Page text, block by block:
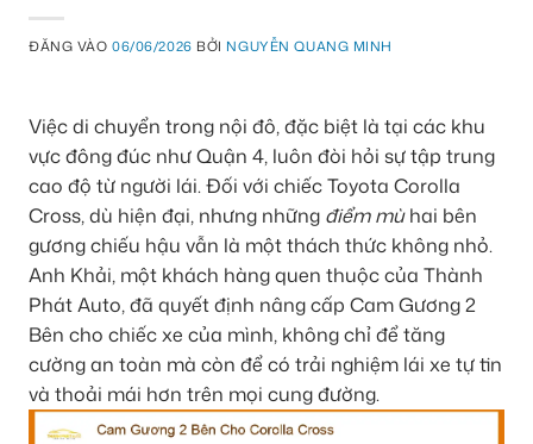
ĐĂNG VÀO06/06/2026 BỞI NGUYỄN QUANG MINH
Việc di chuyển trong nội đô, đặc biệt là tại các khu
vực đông đúc như Quận 4, luôn đòi hỏi sự tập trung
cao độ từ người lái. Đối với chiếc Toyota Corolla
Cross, dù hiện đại, nhưng những điểm mùhai bên
gương chiếu hậu vẫn là một thách thức không nhỏ.
Anh Khải, một khách hàng quen thuộc của Thành
Phát Auto, đã quyết định nâng cấp Cam Gương 2
Bên cho chiếc xe của mình, không chỉ để tăng
cường an toàn mà còn để có trải nghiệm lái xe tự tin
và thoải mái hơn trên mọi cung đường.